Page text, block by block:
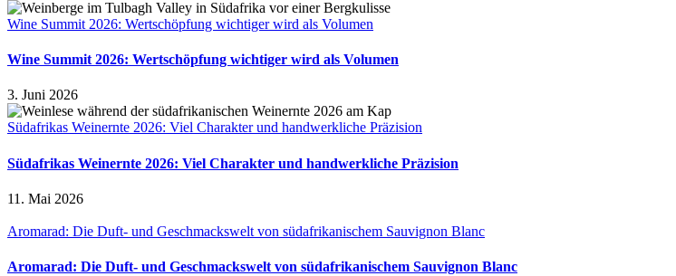
Wine Summit 2026: Wertschöpfung wichtiger wird als Volumen
Wine Summit 2026: Wertschöpfung wichtiger wird als Volumen
3. Juni 2026
Südafrikas Weinernte 2026: Viel Charakter und handwerkliche Präzision
Südafrikas Weinernte 2026: Viel Charakter und handwerkliche Präzision
11. Mai 2026
Aromarad: Die Duft- und Geschmackswelt von südafrikanischem Sauvignon Blanc
Aromarad: Die Duft- und Geschmackswelt von südafrikanischem Sauvignon Blanc